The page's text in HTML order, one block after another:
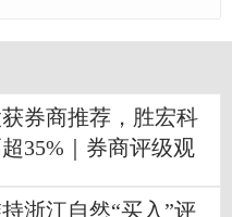
券商推荐，胜宏科
35%｜券商评级观
浙江自然“买入”评